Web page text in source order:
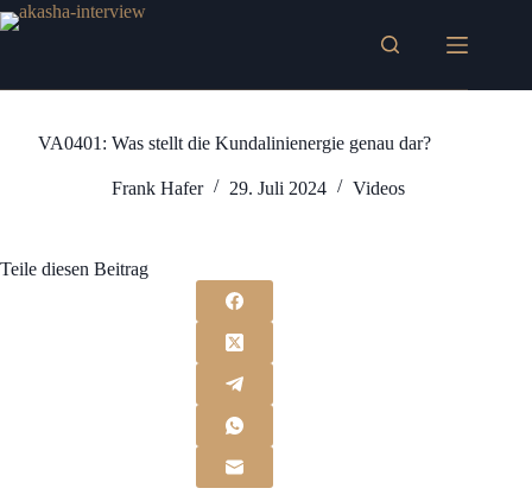
Zum
Inhalt
VA0401: Was stellt die Kundalinienergie genau dar?
Frank Hafer 29. Juli 2024 Videos
Teile diesen Beitrag